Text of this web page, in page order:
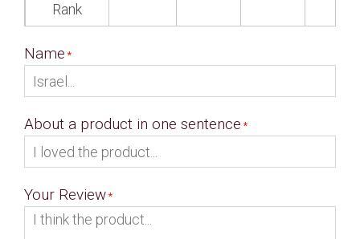
Rank
Name
About a product in one sentence
Your Review